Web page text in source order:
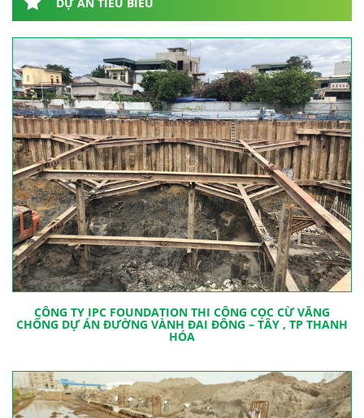
CÔNG TY IPC FOUNDATION THI CÔNG CỌC CỪ VĂNG
CHỐNG DỰ ÁN ĐƯỜNG VÀNH ĐAI ĐÔNG – TÂY , TP THANH
HÓA